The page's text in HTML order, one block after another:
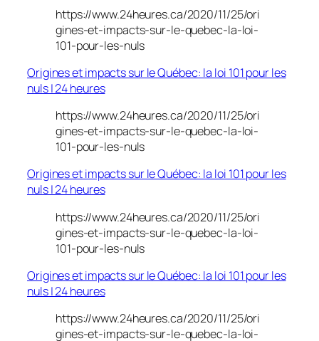
https://www.24heures.ca/2020/11/25/ori
gines-et-impacts-sur-le-quebec-la-loi-
101-pour-les-nuls
Origines et impacts sur le Québec: la loi 101 pour les
nuls | 24 heures
https://www.24heures.ca/2020/11/25/ori
gines-et-impacts-sur-le-quebec-la-loi-
101-pour-les-nuls
Origines et impacts sur le Québec: la loi 101 pour les
nuls | 24 heures
https://www.24heures.ca/2020/11/25/ori
gines-et-impacts-sur-le-quebec-la-loi-
101-pour-les-nuls
Origines et impacts sur le Québec: la loi 101 pour les
nuls | 24 heures
https://www.24heures.ca/2020/11/25/ori
gines-et-impacts-sur-le-quebec-la-loi-